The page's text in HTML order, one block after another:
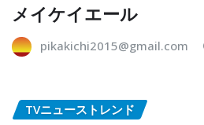
メイケイエール
pikakichi2015@gmail.com
TVニューストレンド